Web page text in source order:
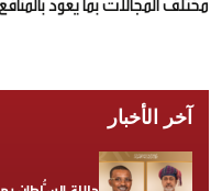
مختلف المجالات بما يعود
آخر الأخبار